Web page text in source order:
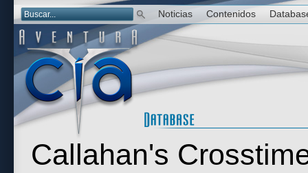
Noticias Contenidos
Callahan's